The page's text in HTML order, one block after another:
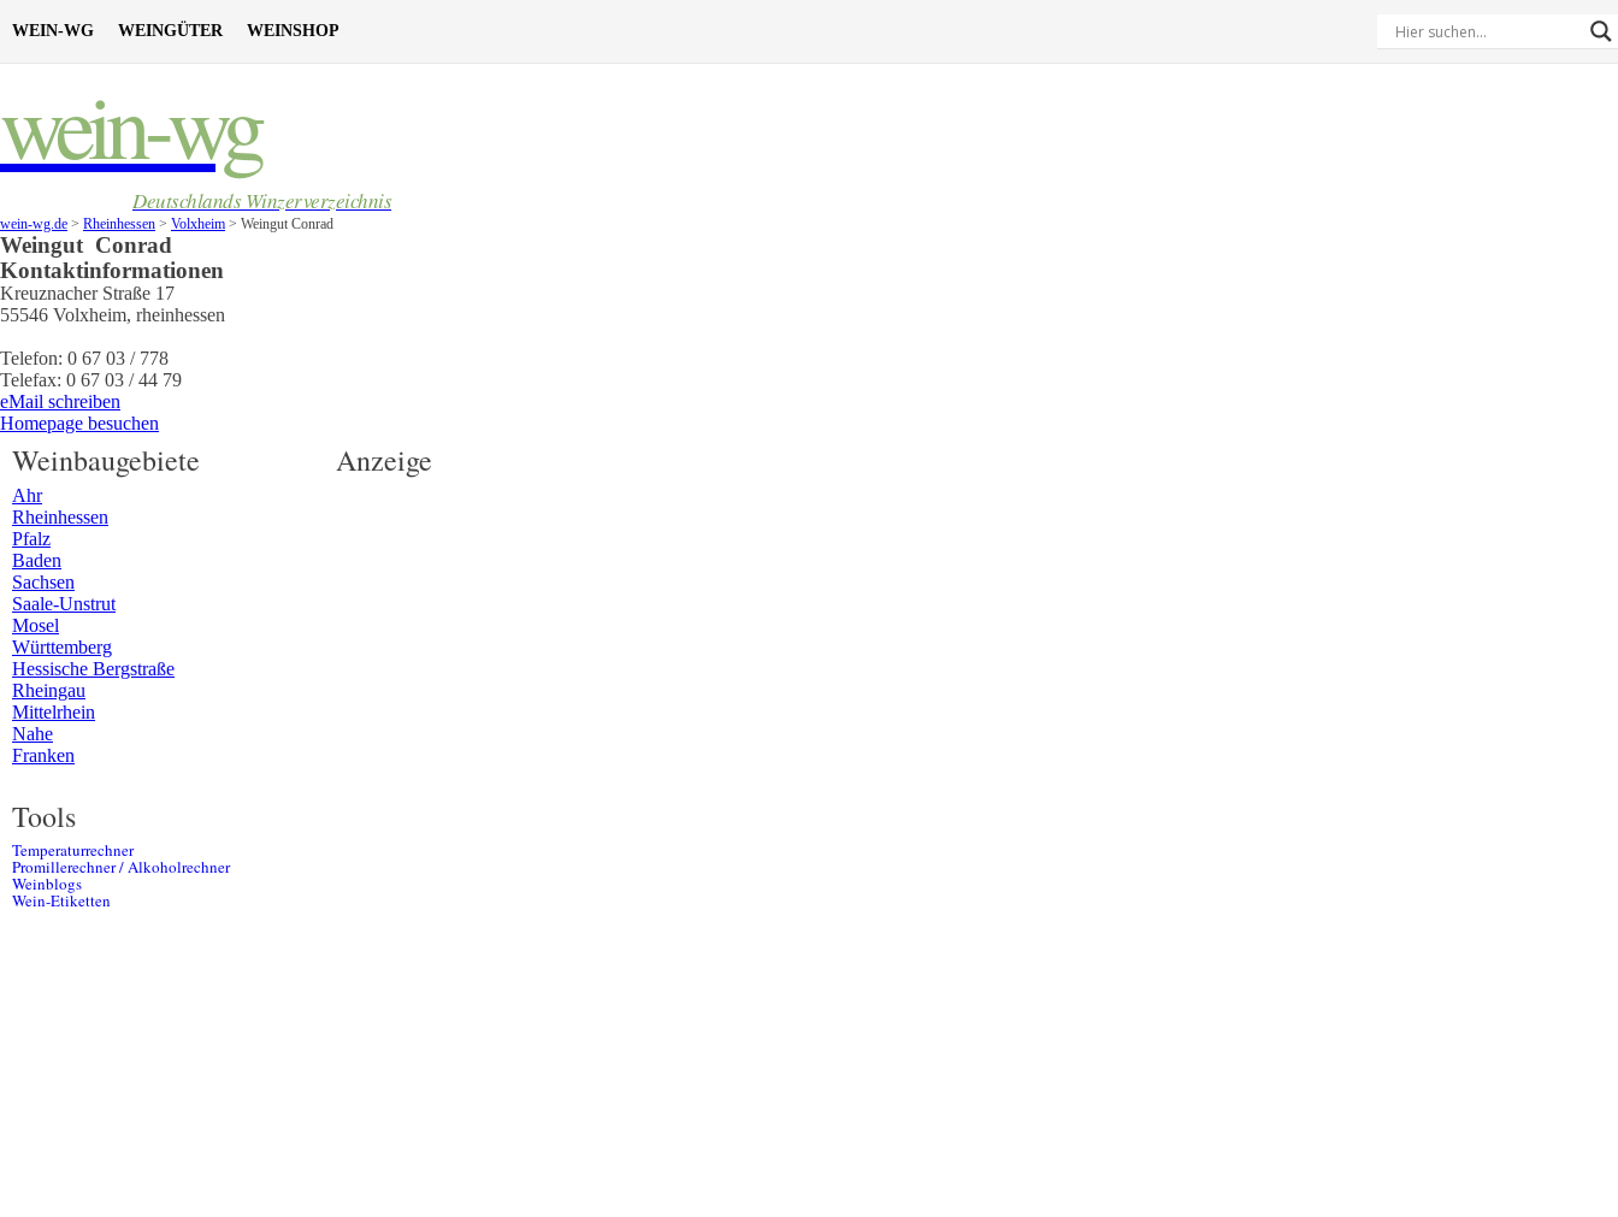
WEIN-WG WEINGÜTER WEINSHOP
wein-wg
Deutschlands Winzerverzeichnis
wein-wg.de > Rheinhessen > Volxheim > Weingut Conrad
Weingut Conrad
Kontaktinformationen
Kreuznacher Straße 17
55546 Volxheim, rheinhessen
Telefon: 0 67 03 / 778
Telefax: 0 67 03 / 44 79
eMail schreiben
Homepage besuchen
Weinbaugebiete
Ahr
Rheinhessen
Pfalz
Baden
Sachsen
Saale-Unstrut
Mosel
Württemberg
Hessische Bergstraße
Rheingau
Mittelrhein
Nahe
Franken
Tools
Temperaturrechner
Promillerechner / Alkoholrechner
Weinblogs
Wein-Etiketten
Anzeige